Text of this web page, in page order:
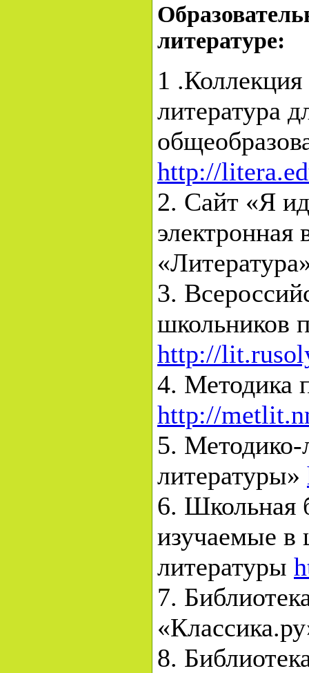
литературе:
1 .Коллекция
литература
http://
2. Сайт «Я
электронная
3.
школьников
http://
4. Методика
http://
5. Методико-
литературы»
6. Школьная
изучаемые в
литературы
7.
8.